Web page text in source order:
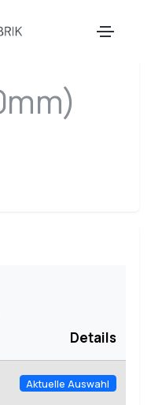
Details
Aktuelle Auswahl